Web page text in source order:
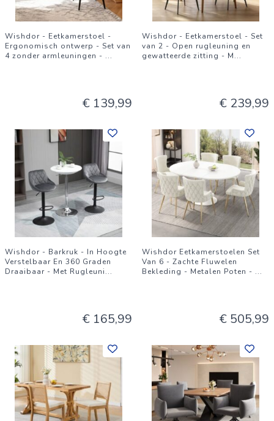
Wishdor - Eetkamerstoel -
Ergonomisch ontwerp - Set van
4 zonder armleuningen - ...
€ 139,99
Wishdor - Eetkamerstoel - Set
van 2 - Open rugleuning en
gewatteerde zitting - M...
€ 239,99
Wishdor - Barkruk - In Hoogte
Verstelbaar En 360 Graden
Draaibaar - Met Rugleuni...
€ 165,99
Wishdor Eetkamerstoelen Set
Van 6 - Zachte Fluwelen
Bekleding - Metalen Poten - ...
€ 505,99